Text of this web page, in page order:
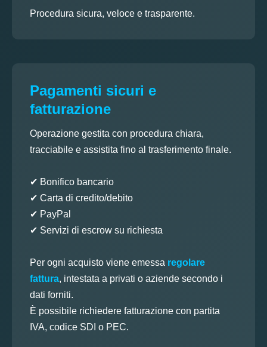
Procedura sicura, veloce e trasparente.
Pagamenti sicuri e
fatturazione
Operazione gestita con procedura chiara,
tracciabile e assistita fino al trasferimento finale.
✔ Bonifico bancario
✔ Carta di credito/debito
✔ PayPal
✔ Servizi di escrow su richiesta
Per ogni acquisto viene emessa regolare
fattura, intestata a privati o aziende secondo i
dati forniti.
È possibile richiedere fatturazione con partita
IVA, codice SDI o PEC.